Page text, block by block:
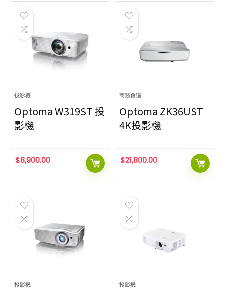
投影機
Optoma W319ST 投
影機
$8,900.00
商務會議
Optoma ZK36UST
4K投影機
$21,800.00
投影機 投影機